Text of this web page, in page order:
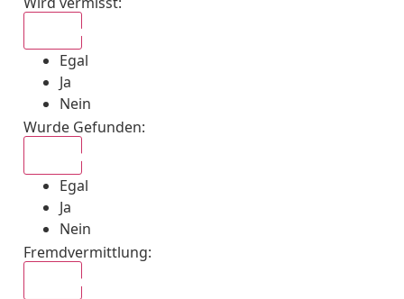
Egal
Ja
Nein
Wurde Gefunden:
Egal
Ja
Nein
Fremdvermittlung: